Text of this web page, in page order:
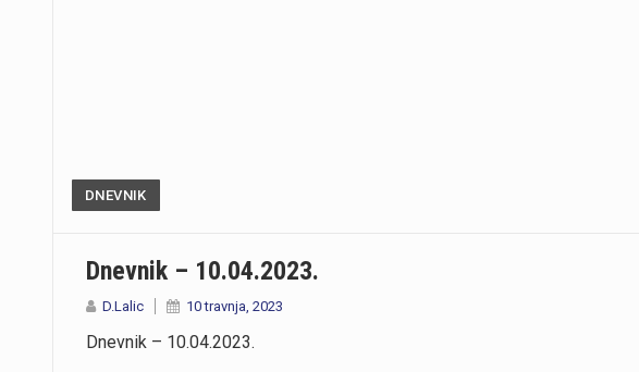
DNEVNIK
Dnevnik – 10.04.2023.
D.Lalic 10 travnja, 2023
Dnevnik – 10.04.2023.